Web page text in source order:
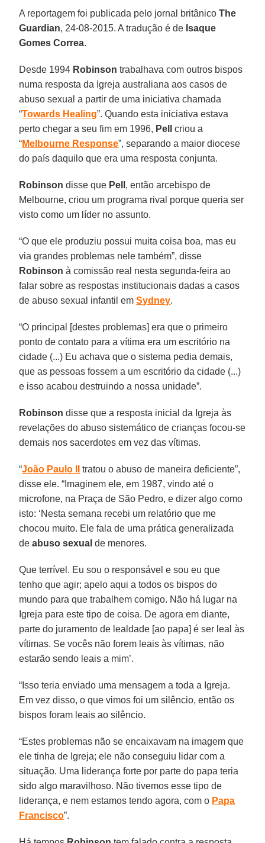
A reportagem foi publicada pelo jornal britânicoThe
Guardian, 24-08-2015. A tradução é de Isaque
Gomes Correa.
Desde 1994 Robinson trabalhava com outros bispos
numa resposta da Igreja australiana aos casos de
abuso sexual a partir de uma iniciativa chamada
“Towards Healing”. Quando esta iniciativa estava
perto chegar a seu fim em 1996, Pell
criou a
“Melbourne Response”, separando a maior diocese
do país daquilo que era uma resposta conjunta.
Robinson disse que Pell , então arcebispo de
Melbourne, criou um programa rival porque queria ser
visto como um líder no assunto.
“O que ele produziu possui muita coisa boa, mas eu
via grandes problemas nele também”, disse
Robinson à comissão real nesta segunda-feira ao
falar sobre as respostas institucionais dadas a casos
de abuso sexual infantil emSydney.
“O principal [destes problemas] era que o primeiro
ponto de contato para a vítima era um escritório na
cidade (...) Eu achava que o sistema pedia demais,
que as pessoas fossem a um escritório da cidade (...)
e isso acabou destruindo a nossa unidade”.
Robinson disse que a resposta inicial da Igreja às
revelações do abuso sistemático de crianças focou-se
demais nos sacerdotes em vez das vítimas.
“João Paulo II
tratou o abuso de maneira deficiente”,
disse ele. “Imaginem ele, em 1987, vindo até o
microfone, na Praça de São Pedro, e dizer algo como
isto: ‘Nesta semana recebi um relatório que me
chocou muito. Ele fala de uma prática generalizada
deabuso sexual de menores.
Que terrível. Eu sou o responsável e sou eu que
tenho que agir; apelo aqui a todos os bispos do
mundo para que trabalhem comigo. Não há lugar na
Igreja para este tipo de coisa. De agora em diante,
parte do juramento de lealdade [ao papa] é ser leal às
vítimas. Se vocês não forem leais às vítimas, não
estarão sendo leais a mim’.
“Isso teria enviado uma mensagem a toda a Igreja.
Em vez disso, o que vimos foi um silêncio, então os
bispos foram leais ao silêncio.
“Estes problemas não se encaixavam na imagem que
ele tinha de Igreja; ele não conseguiu lidar com a
situação. Uma liderança forte por parte do papa teria
sido algo maravilhoso. Não tivemos esse tipo de
liderança, e nem estamos tendo agora, com o Papa
Francisco”.